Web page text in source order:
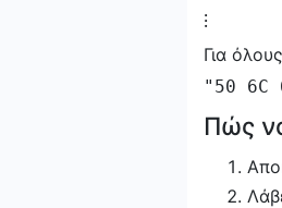
⁝
Για
"50 6C
Πώς